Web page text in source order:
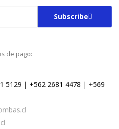
Subscribe
de pago:
5129 | +562 2681 4478 | +569